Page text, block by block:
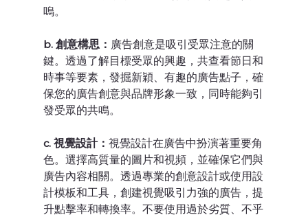
嗚。
b. 創意構思： 廣告創意是吸引受眾注意的關
鍵。透過了解目標受眾的興趣，共查看節日和
時事等要素，發掘新穎、有趣的廣告點子，確
保您的廣告創意與品牌形象一致，同時能夠引
發受眾的共鳴。
c. 視覺設計： 視覺設計在廣告中扮演著重要角
色。選擇高質量的圖片和視頻，並確保它們與
廣告內容相關。透過專業的創意設計或使用設
計模板和工具，創建視覺吸引力強的廣告，提
升點擊率和轉換率。不要使用過於劣質、不乎